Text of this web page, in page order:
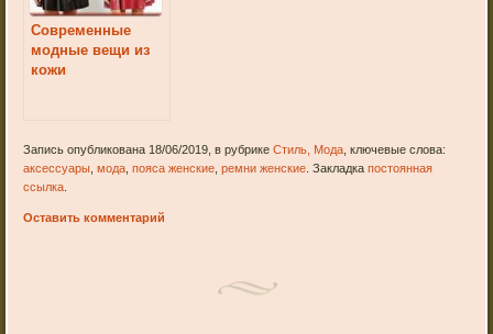
Современные
модные вещи из
кожи
Запись опубликована 18/06/2019, в рубрикеСтиль, Мода , ключевые слова:
аксессуары ,мода ,пояса женские ,ремни женские . Закладкапостоянная
ссылка
Оставить комментарий